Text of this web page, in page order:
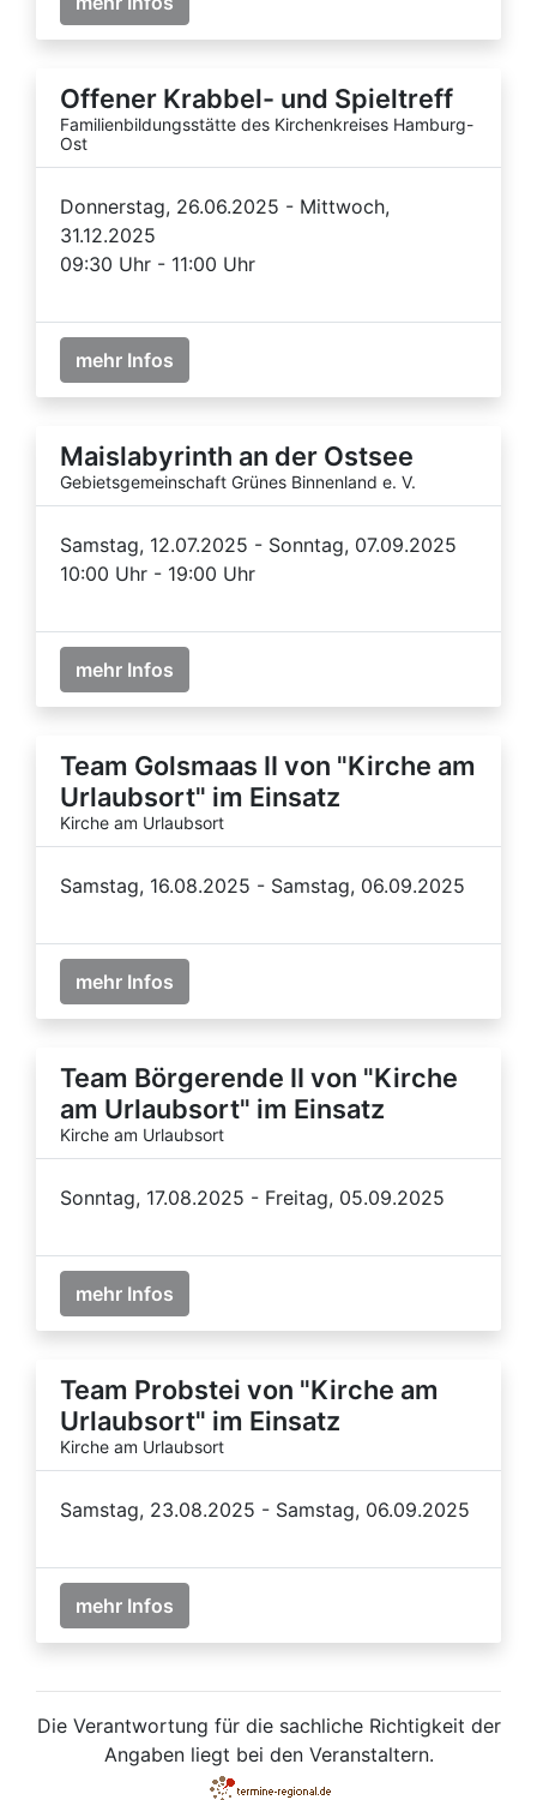
Offener Krabbel- und Spieltreff
Familienbildungsstätte des Kirchenkreises Hamburg-
Ost
Donnerstag, 26.06.2025 - Mittwoch,
31.12.2025
09:30 Uhr - 11:00 Uhr
mehr Infos
Maislabyrinth an der Ostsee
Gebietsgemeinschaft Grünes Binnenland e. V.
Samstag, 12.07.2025 - Sonntag, 07.09.2025
10:00 Uhr - 19:00 Uhr
mehr Infos
Team Golsmaas II von "Kirche am
Urlaubsort" im Einsatz
Kirche am Urlaubsort
Samstag, 16.08.2025 - Samstag, 06.09.2025
mehr Infos
Team Börgerende II von "Kirche
am Urlaubsort" im Einsatz
Kirche am Urlaubsort
Sonntag, 17.08.2025 - Freitag, 05.09.2025
mehr Infos
Team Probstei von "Kirche am
Urlaubsort" im Einsatz
Kirche am Urlaubsort
Samstag, 23.08.2025 - Samstag, 06.09.2025
mehr Infos
Die Verantwortung für die sachliche Richtigkeit der
Angaben liegt bei den Veranstaltern.